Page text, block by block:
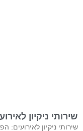
שירותי ניקיון
שירותי ניקיון לאירועים: